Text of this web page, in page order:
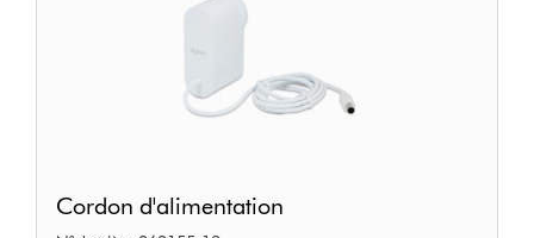
d'alimentation
Cordon d'alimentation